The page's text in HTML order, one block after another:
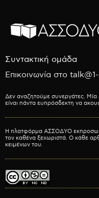
Συντακτική ομάδα
Επικοινωνία στο
Δεν αναζητούμε συνεργάτες.
είναι πάντα ευπρόσδεκτη να
Η πλατφόρμα ΑΣΣΟΔΥΟ
τον καθένα ξεχωριστά. Ο κάθε
κειμένων του.